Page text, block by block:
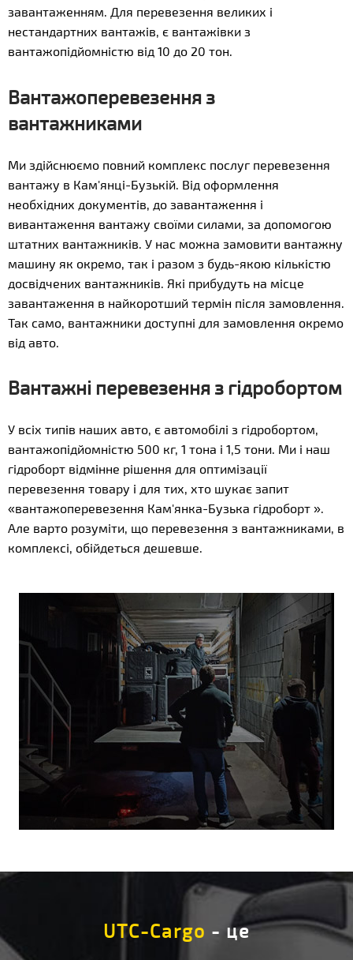
завантаженням. Для перевезення великих і
нестандартних вантажів, є вантажівки з
вантажопідйомністю від 10 до 20 тон.
Вантажоперевезення з
вантажниками
Ми здійснюємо повний комплекс послуг перевезення
вантажу в Кам'янці-Бузькій. Від оформлення
необхідних документів, до завантаження і
вивантаження вантажу своїми силами, за допомогою
штатних вантажників. У нас можна замовити вантажну
машину як окремо, так і разом з будь-якою кількістю
досвідчених вантажників. Які прибудуть на місце
завантаження в найкоротший термін після замовлення.
Так само, вантажники доступні для замовлення окремо
від авто.
Вантажні перевезення з гідробортом
У всіх типів наших авто, є автомобілі з гідробортом,
вантажопідйомністю 500 кг, 1 тона і 1,5 тони. Ми і наш
гідроборт відмінне рішення для оптимізації
перевезення товару і для тих, хто шукає запит
«вантажоперевезення Кам'янка-Бузька гідроборт ».
Але варто розуміти, що перевезення з вантажниками, в
комплексі, обійдеться дешевше.
UTC-Cargo - це